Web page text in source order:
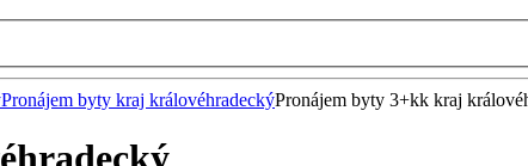
Pronájem byty kraj královéhradeckýPronájem byty 3+kk kraj